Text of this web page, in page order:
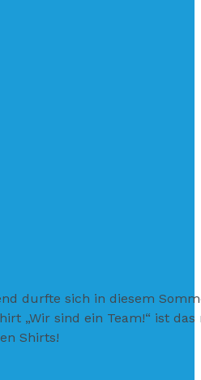
durfte sich in diesem
„Wir sind ein Team!“ ist
Shirts!